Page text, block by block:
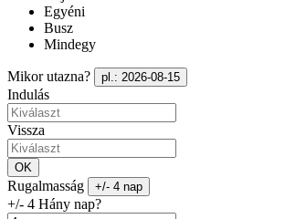
Egyéni
Busz
Mindegy
Mikor utazna? pl.: 2026-08-15
Indulás
Vissza
OK
Rugalmasság +/- 4 nap
+/- 4 Hány nap?